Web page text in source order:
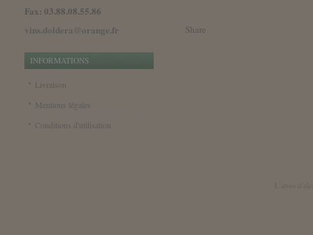
Fax: 03.88.08.55.86
vins.doldera@orange.fr
INFORMATIONS
Livraison
Mentions légales
Conditions d'utilisation
Share